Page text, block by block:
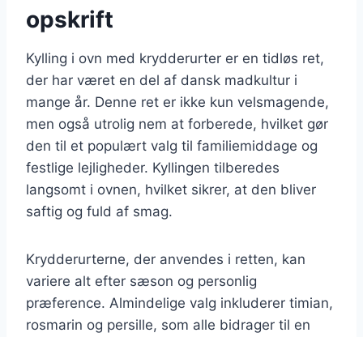
opskrift
Kylling i ovn med krydderurter er en tidløs ret,
der har været en del af dansk madkultur i
mange år. Denne ret er ikke kun velsmagende,
men også utrolig nem at forberede, hvilket gør
den til et populært valg til familiemiddage og
festlige lejligheder. Kyllingen tilberedes
langsomt i ovnen, hvilket sikrer, at den bliver
saftig og fuld af smag.
Krydderurterne, der anvendes i retten, kan
variere alt efter sæson og personlig
præference. Almindelige valg inkluderer timian,
rosmarin og persille, som alle bidrager til en